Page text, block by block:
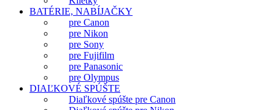
BATÉRIE, NABÍJAČKY
pre Canon
pre Nikon
pre Sony
pre Fujifilm
pre Panasonic
pre Olympus
DIAĽKOVÉ SPÚŠTE
Diaľkové spúšte pre Canon